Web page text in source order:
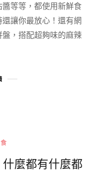
等等，都使用新鮮食
讓你最放心！還有網
，搭配超夠味的麻辣
麼都有什麼都